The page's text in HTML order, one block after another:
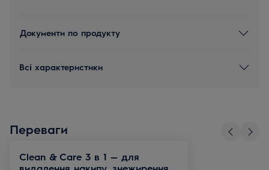
Документи по продукту
Всі характеристики
Переваги
Clean & Care 3 в 1 — для